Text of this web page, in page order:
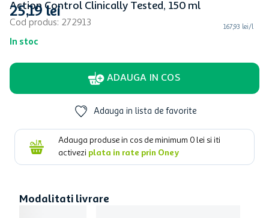
Action Control Clinically Tested, 150 ml
Cod produs: 272913
In stoc
25,19 lei
167,93 lei/l
ADAUGA IN COS
Adauga in lista de favorite
Adauga produse in cos de minimum 0 lei si iti
activezi plata in rate prin Oney
Modalitati livrare